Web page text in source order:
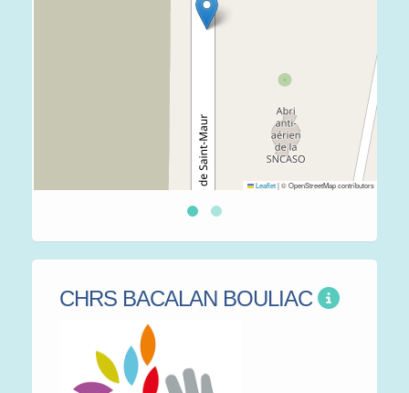
Leaflet|© OpenStreetMap contributors
CHRS BACALAN BOULIAC